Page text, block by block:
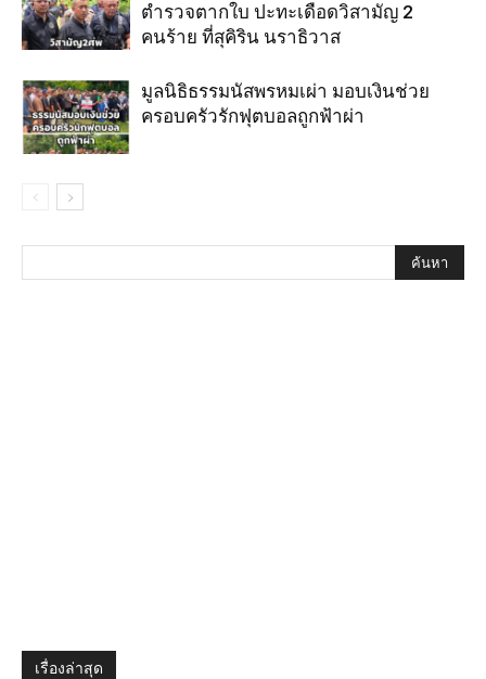
ตำรวจตากใบ ปะทะเดือดวิสามัญ 2
คนร้าย ที่สุคิริน นราธิวาส
มูลนิธิธรรมนัสพรหมเผ่า มอบเงินช่วย
ครอบครัวรักฟุตบอลถูกฟ้าผ่า
เรื่องล่าสุด